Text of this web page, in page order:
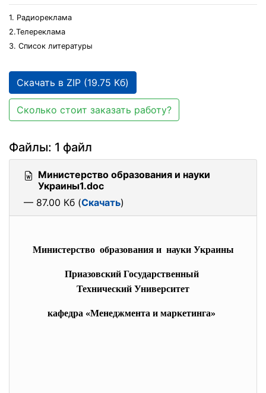
1. Радиореклама
2.Телереклама
3. Список литературы
Скачать в ZIP (19.75 Кб)
Сколько стоит заказать работу?
Файлы: 1 файл
Министерство образования и науки
Украины1.doc
— 87.00 Кб (Скачать)
Министерство образования и науки Украины
Приазовский Государственный
Технический Университет
кафедра «Менеджмента и маркетинга»